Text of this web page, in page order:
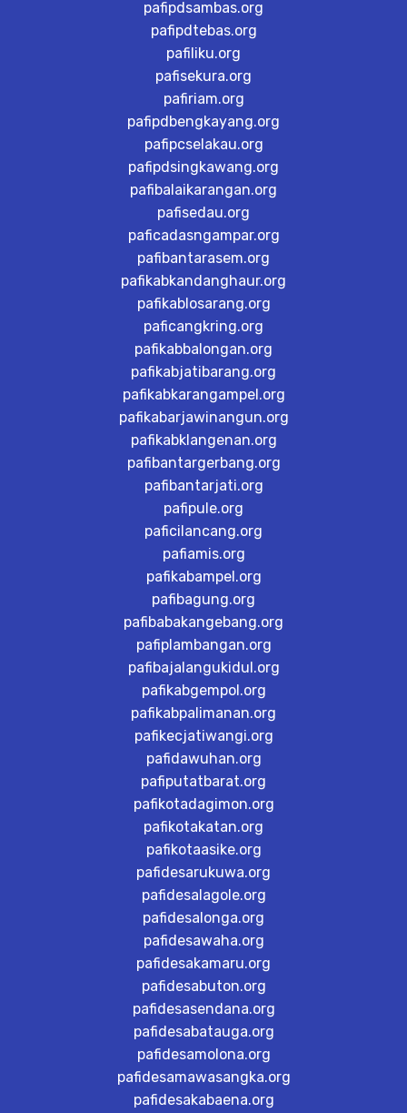
pafipdsambas.org
pafipdtebas.org
pafiliku.org
pafisekura.org
pafiriam.org
pafipdbengkayang.org
pafipcselakau.org
pafipdsingkawang.org
pafibalaikarangan.org
pafisedau.org
paficadasngampar.org
pafibantarasem.org
pafikabkandanghaur.org
pafikablosarang.org
paficangkring.org
pafikabbalongan.org
pafikabjatibarang.org
pafikabkarangampel.org
pafikabarjawinangun.org
pafikabklangenan.org
pafibantargerbang.org
pafibantarjati.org
pafipule.org
paficilancang.org
pafiamis.org
pafikabampel.org
pafibagung.org
pafibabakangebang.org
pafiplambangan.org
pafibajalangukidul.org
pafikabgempol.org
pafikabpalimanan.org
pafikecjatiwangi.org
pafidawuhan.org
pafiputatbarat.org
pafikotadagimon.org
pafikotakatan.org
pafikotaasike.org
pafidesarukuwa.org
pafidesalagole.org
pafidesalonga.org
pafidesawaha.org
pafidesakamaru.org
pafidesabuton.org
pafidesasendana.org
pafidesabatauga.org
pafidesamolona.org
pafidesamawasangka.org
pafidesakabaena.org